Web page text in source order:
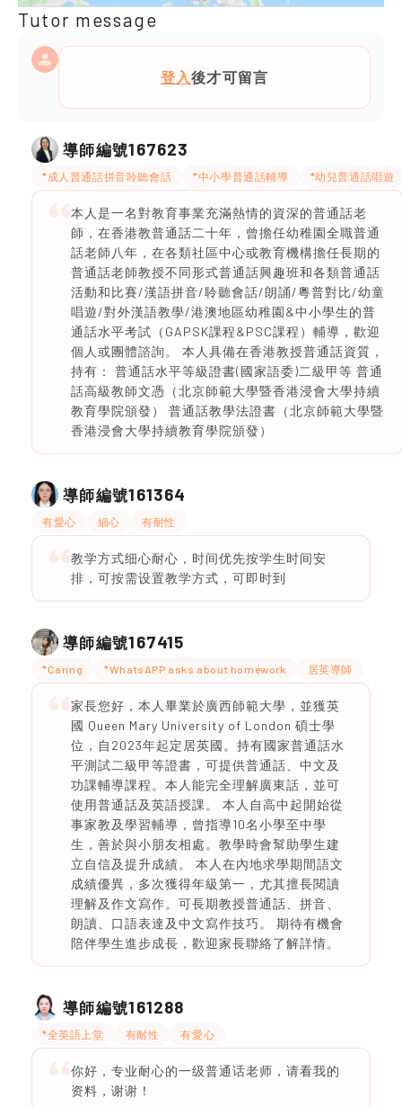
Tutor message
登入後才可留言
導師編號167623
*成人普通話拼音聆聽會話 *中小學普通話輔導 *幼兒普通話唱遊
本人是一名對教育事業充滿熱情的資深的普通話老
師，在香港教普通話二十年，曾擔任幼稚園全職普通
話老師八年，在各類社區中心或教育機構擔任長期的
普通話老師教授不同形式普通話興趣班和各類普通話
活動和比賽/漢語拼音/聆聽會話/朗誦/粵普對比/幼童
唱遊/對外漢語教學/港澳地區幼稚園&中小學生的普
通話水平考試（GAPSK課程&PSC課程）輔導，歡迎
個人或團體諮詢。 本人具備在香港教授普通話資質，
持有： 普通話水平等級證書(國家語委)二級甲等 普通
話高級教師文憑（北京師範大學暨香港浸會大學持續
教育學院頒發） 普通話教學法證書（北京師範大學暨
香港浸會大學持續教育學院頒發）
導師編號161364
有愛心 細心 有耐性
教学方式细心耐心，时间优先按学生时间安
排，可按需设置教学方式，可即时到
導師編號167415
*Caring *WhatsAPP asks about homework 居英導師
家長您好，本人畢業於廣西師範大學，並獲英
國 Queen Mary University of London 碩士學
位，自2023年起定居英國。持有國家普通話水
平測試二級甲等證書，可提供普通話、中文及
功課輔導課程。本人能完全理解廣東話，並可
使用普通話及英語授課。 本人自高中起開始從
事家教及學習輔導，曾指導10名小學至中學
生，善於與小朋友相處。教學時會幫助學生建
立自信及提升成績。 本人在內地求學期間語文
成績優異，多次獲得年級第一，尤其擅長閱讀
理解及作文寫作。可長期教授普通話、拼音、
朗讀、口語表達及中文寫作技巧。 期待有機會
陪伴學生進步成長，歡迎家長聯絡了解詳情。
導師編號161288
*全英語上堂 有耐性 有愛心
你好，专业耐心的一级普通话老师，请看我的
资料，谢谢！